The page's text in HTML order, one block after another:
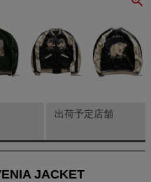
JACKET
出荷予定店舗